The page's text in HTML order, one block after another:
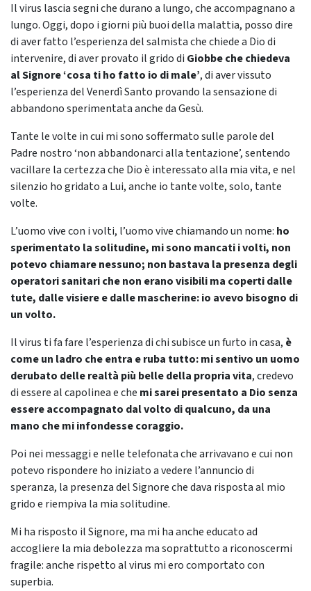
Il virus lascia segni che durano a lungo, che accompagnano a
lungo. Oggi, dopo i giorni più buoi della malattia, posso dire
di aver fatto l’esperienza del salmista che chiede a Dio di
intervenire, di aver provato il grido di Giobbe che chiedeva
al Signore ‘cosa ti ho fatto io di male’, di aver vissuto
l’esperienza del Venerdì Santo provando la sensazione di
abbandono sperimentata anche da Gesù.
Tante le volte in cui mi sono soffermato sulle parole del
Padre nostro ‘non abbandonarci alla tentazione’, sentendo
vacillare la certezza che Dio è interessato alla mia vita, e nel
silenzio ho gridato a Lui, anche io tante volte, solo, tante
volte.
L’uomo vive con i volti, l’uomo vive chiamando un nome: ho
sperimentato la solitudine, mi sono mancati i volti, non
potevo chiamare nessuno; non bastava la presenza degli
operatori sanitari che non erano visibili ma coperti dalle
tute, dalle visiere e dalle mascherine: io avevo bisogno di
un volto.
Il virus ti fa fare l’esperienza di chi subisce un furto in casa, è
come un ladro che entra e ruba tutto: mi sentivo un uomo
derubato delle realtà più belle della propria vita, credevo
di essere al capolinea e che mi sarei presentato a Dio senza
essere accompagnato dal volto di qualcuno, da una
mano che mi infondesse coraggio.
Poi nei messaggi e nelle telefonata che arrivavano e cui non
potevo rispondere ho iniziato a vedere l’annuncio di
speranza, la presenza del Signore che dava risposta al mio
grido e riempiva la mia solitudine.
Mi ha risposto il Signore, ma mi ha anche educato ad
accogliere la mia debolezza ma soprattutto a riconoscermi
fragile: anche rispetto al virus mi ero comportato con
superbia.